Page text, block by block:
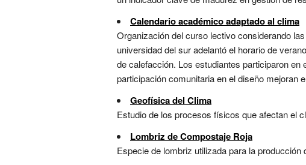
Calendario académico adaptado al clima
Organización del curso lectivo considerando
universidad del sur adelantó el horario de
de calefacción. Los estudiantes participaron
participación comunitaria en el diseño mejoran
Geofísica del Clima
Estudio de los procesos físicos que afectan el
Lombriz de Compostaje Roja
Especie de lombriz utilizada para la